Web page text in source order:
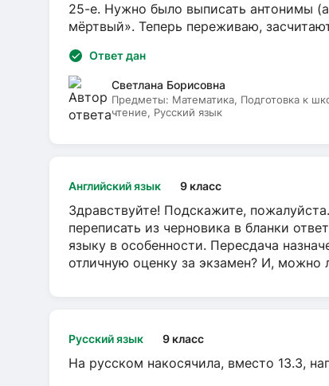
25-е. Нужно было выписать антонимы
мёртвый». Теперь переживаю,
Ответ дан
Светлана Борисовна
Предметы: Математика, Подготовка к
чтение, Русский язык
Английский язык 9 класс
Здравствуйте! Подскажите,
переписать из черновика в бланки
языку в особенности. Пересдача
отличную оценку за экзамен? И, можно
Русский язык 9 класс
На русском накосячила, вместо 13.3,